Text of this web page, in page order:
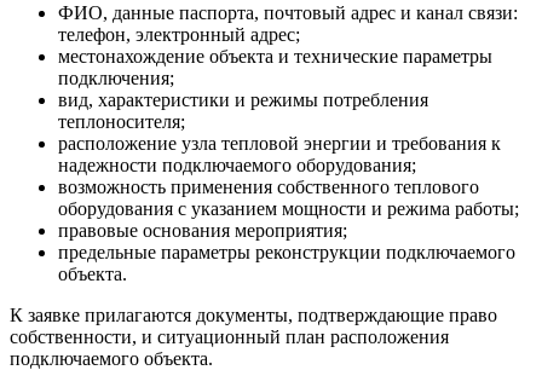
ФИО, данные паспорта, почтовый адрес и канал связи:
телефон, электронный адрес;
местонахождение объекта и технические параметры
подключения;
вид, характеристики и режимы потребления
теплоносителя;
расположение узла тепловой энергии и требования к
надежности подключаемого оборудования;
возможность применения собственного теплового
оборудования с указанием мощности и режима работы;
правовые основания мероприятия;
предельные параметры реконструкции подключаемого
объекта.
К заявке прилагаются документы, подтверждающие право
собственности, и ситуационный план расположения
подключаемого объекта.